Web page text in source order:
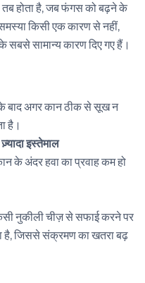
होता है, जब फंगस को बढ़ने के
किसी एक कारण से नहीं,
सामान्य कारण दिए गए हैं।
के बाद अगर कान ठीक से सूख न
है।
इस्तेमाल
के अंदर हवा का प्रवाह कम हो
नुकीली चीज़ से सफाई करने पर
है, जिससे संक्रमण का खतरा बढ़